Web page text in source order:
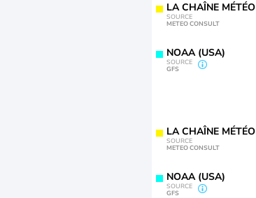
LA CHAÎNE MÉTÉO
SOURCE
METEO CONSULT
NOAA (USA)
SOURCE
GFS
LA CHAÎNE MÉTÉO
SOURCE
METEO CONSULT
NOAA (USA)
SOURCE
GFS